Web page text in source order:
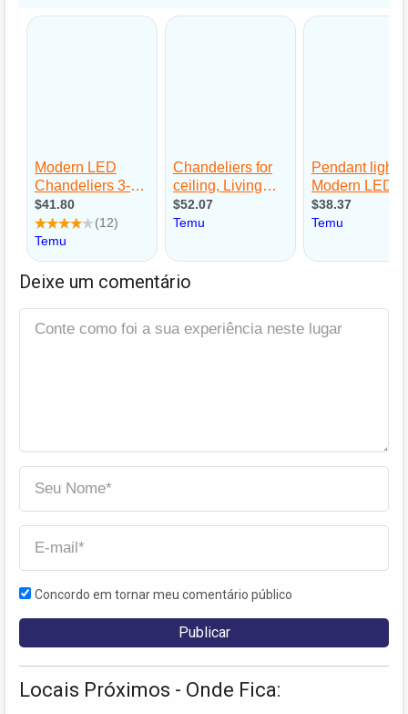
Deixe um comentário
Concordo em tornar meu comentário público
Locais Próximos - Onde Fica: